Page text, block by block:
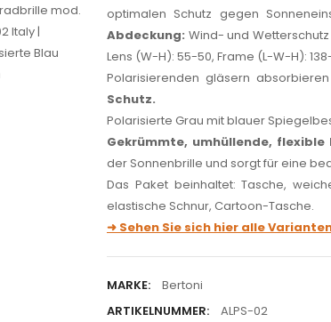
optimalen Schutz gegen
Abdeckung: Wind- und
Lens (W-H): 55-50, Frame (L-W-H):
Polarisierenden gläsern
Schutz.
Polarisierte Grau mit blauer
Gekrümmte, umhüllende,
der Sonnenbrille und sorgt für eine
Das Paket beinhaltet: Tasche,
elastische Schnur, Cartoon-Tasche.
➜ Sehen Sie sich hier alle
MARKE:
Bertoni
ARTIKELNUMMER:
ALPS-02